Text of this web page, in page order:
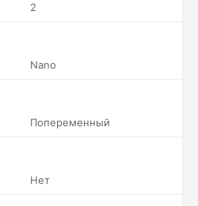
2
Nano
Попеременный
Нет